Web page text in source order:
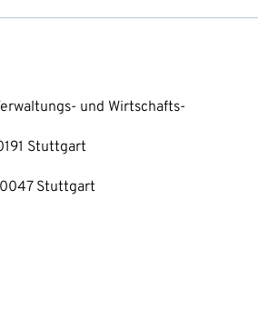
und Wirtschafts-
Stuttgart
Stuttgart